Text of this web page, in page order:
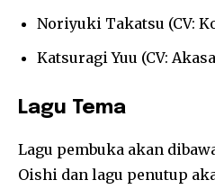
Noriyuki Takatsu (CV:
Katsuragi Yuu (CV:
Lagu Tema
Lagu pembuka akan
Oishi dan lagu penutup